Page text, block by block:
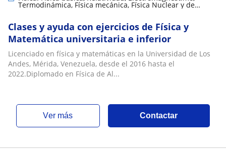
Termodinámica, Física mecánica, Física Nuclear y de
Clases y ayuda con ejercicios de Física y
Matemática universitaria e inferior
Licenciado en física y matemáticas en la Universidad de Los
Andes, Mérida, Venezuela, desde el 2016 hasta el
2022.Diplomado en Física de Al...
ver más Contactar